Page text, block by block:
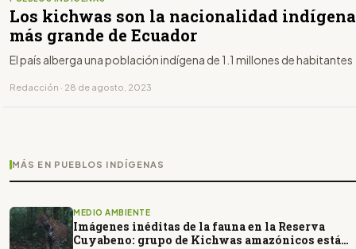
Los kichwas son la nacionalidad indígena
más grande de Ecuador
El país alberga una población indígena de 1.1 millones de habitantes
Redacción · 28 de agosto, 2023
MÁS EN PUEBLOS INDÍGENAS
MEDIO AMBIENTE
Imágenes inéditas de la fauna en la Reserva
Cuyabeno: grupo de Kichwas amazónicos está